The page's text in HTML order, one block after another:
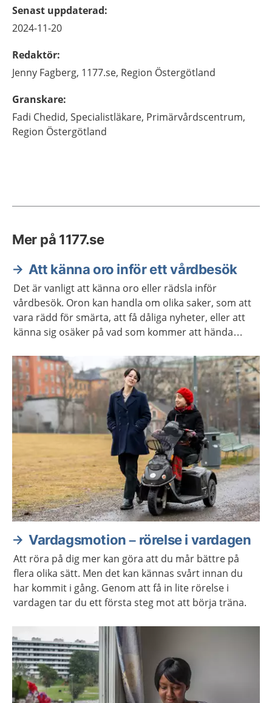
Senast uppdaterad:
2024-11-20
Redaktör:
Jenny Fagberg, 1177.se, Region Östergötland
Granskare:
Fadi Chedid, Specialistläkare, Primärvårdscentrum,
Region Östergötland
Mer på 1177.se
Att känna oro inför ett vårdbesök
Det är vanligt att känna oro eller rädsla inför
vårdbesök. Oron kan handla om olika saker, som att
vara rädd för smärta, att få dåliga nyheter, eller att
känna sig osäker på vad som kommer att hända
från tidigare vårdbesök som gör dig orolig.
Vardagsmotion – rörelse i vardagen
Att röra på dig mer kan göra att du mår bättre på
flera olika sätt. Men det kan kännas svårt innan du
har kommit i gång. Genom att få in lite rörelse i
vardagen tar du ett första steg mot att börja träna.